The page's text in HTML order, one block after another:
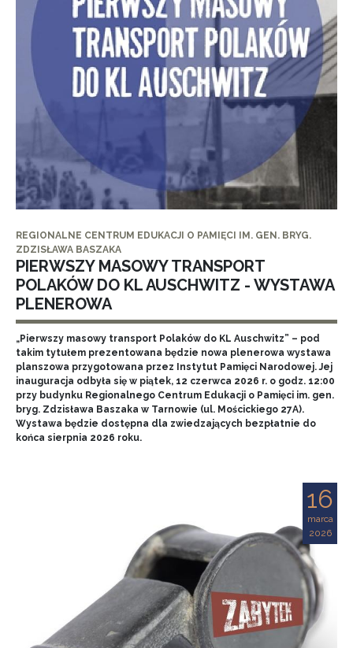
REGIONALNE CENTRUM EDUKACJI O PAMIĘCI IM. GEN. BRYG.
ZDZISŁAWA BASZAKA
PIERWSZY MASOWY TRANSPORT
POLAKÓW DO KL AUSCHWITZ - WYSTAWA
PLENEROWA
„Pierwszy masowy transport Polaków do KL Auschwitz” – pod
takim tytułem prezentowana będzie nowa plenerowa wystawa
planszowa przygotowana przez Instytut Pamięci Narodowej. Jej
inauguracja odbyła się w piątek, 12 czerwca 2026 r. o godz. 12:00
przy budynku Regionalnego Centrum Edukacji o Pamięci im. gen.
bryg. Zdzisława Baszaka w Tarnowie (ul. Mościckiego 27A).
Wystawa będzie dostępna dla zwiedzających bezpłatnie do
końca sierpnia 2026 roku.
16
marca
2026